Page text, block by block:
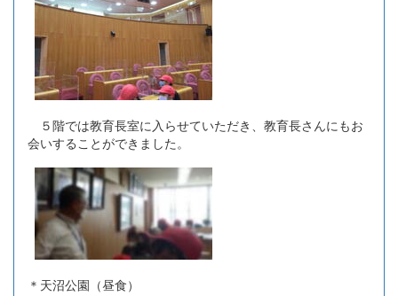
５階では教育長室に入らせていただき、教育長さんにもお
会いすることができました。
＊天沼公園（昼食）